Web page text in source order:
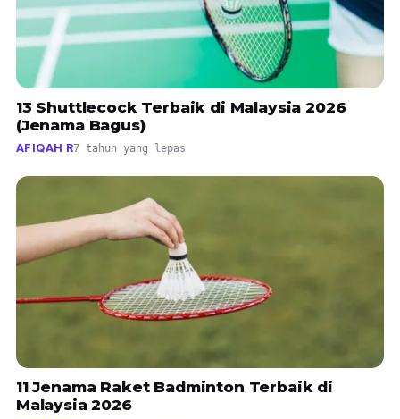
13 Shuttlecock Terbaik di Malaysia 2026
(Jenama Bagus)
AFIQAH R7 tahun yang lepas
11 Jenama Raket Badminton Terbaik di
Malaysia 2026